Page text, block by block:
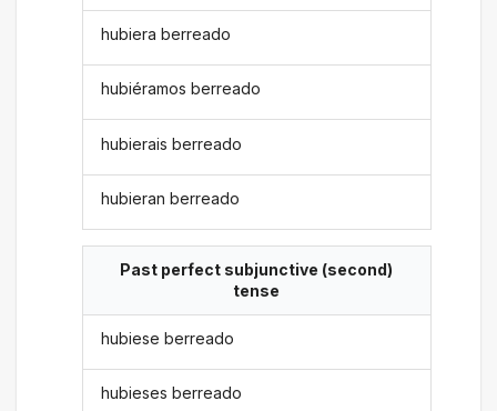
hubiera berreado
hubiéramos berreado
hubierais berreado
hubieran berreado
Past perfect subjunctive (second)
tense
hubiese berreado
hubieses berreado